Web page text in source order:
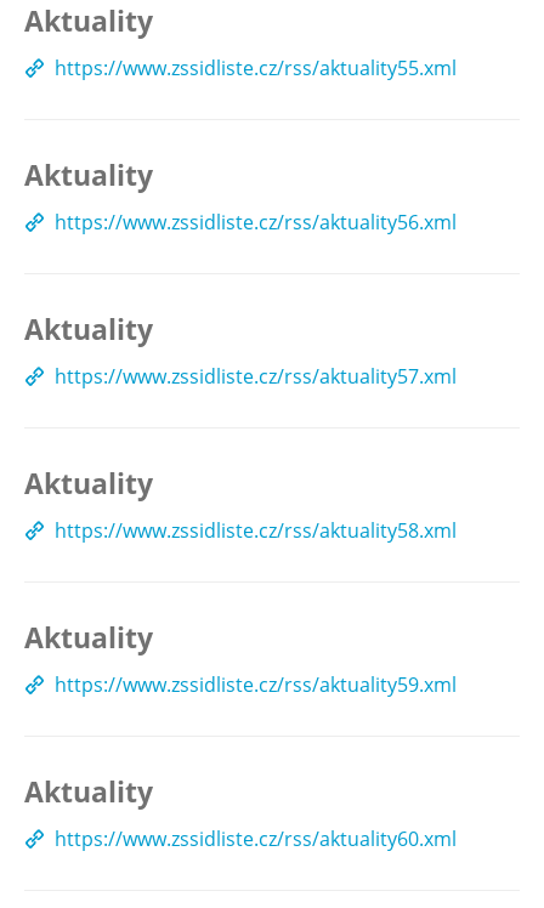
Aktuality
https://www.zssidliste.cz/rss/aktuality55.xml
Aktuality
https://www.zssidliste.cz/rss/aktuality56.xml
Aktuality
https://www.zssidliste.cz/rss/aktuality57.xml
Aktuality
https://www.zssidliste.cz/rss/aktuality58.xml
Aktuality
https://www.zssidliste.cz/rss/aktuality59.xml
Aktuality
https://www.zssidliste.cz/rss/aktuality60.xml